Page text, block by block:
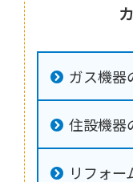
ガス機器
住設機器
リフォー